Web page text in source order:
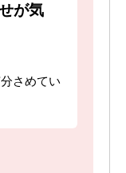
が気
さめてい